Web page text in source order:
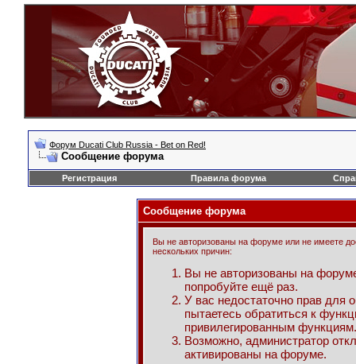
Форум Ducati Club Russia - Bet on Red!
Сообщение форума
Регистрация Правила форума
Сообщение форума
Вы не авторизованы на форуме или не имеете
нескольких причин:
Вы не авторизованы на
попробуйте ещё раз.
У вас недостаточно прав для
пытаетесь обратиться к
привилегированным функциям.
Возможно, администратор
активированы на форуме.